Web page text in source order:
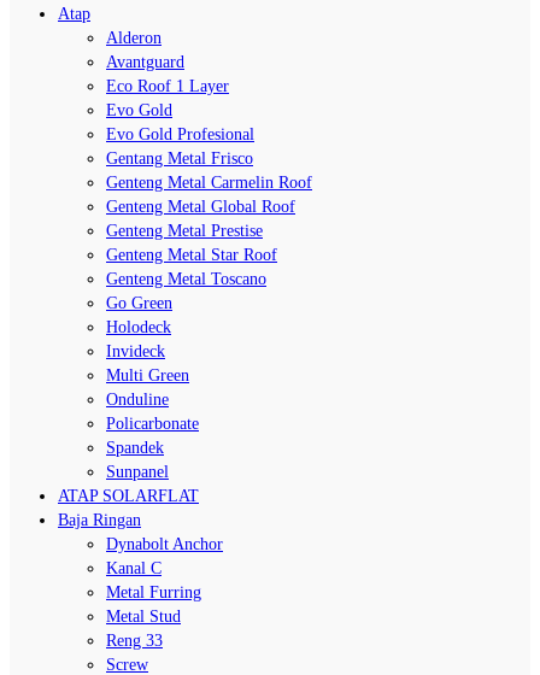
Atap
Alderon
Avantguard
Eco Roof 1 Layer
Evo Gold
Evo Gold Profesional
Gentang Metal Frisco
Genteng Metal Carmelin Roof
Genteng Metal Global Roof
Genteng Metal Prestise
Genteng Metal Star Roof
Genteng Metal Toscano
Go Green
Holodeck
Invideck
Multi Green
Onduline
Policarbonate
Spandek
Sunpanel
ATAP SOLARFLAT
Baja Ringan
Dynabolt Anchor
Kanal C
Metal Furring
Metal Stud
Reng 33
Screw